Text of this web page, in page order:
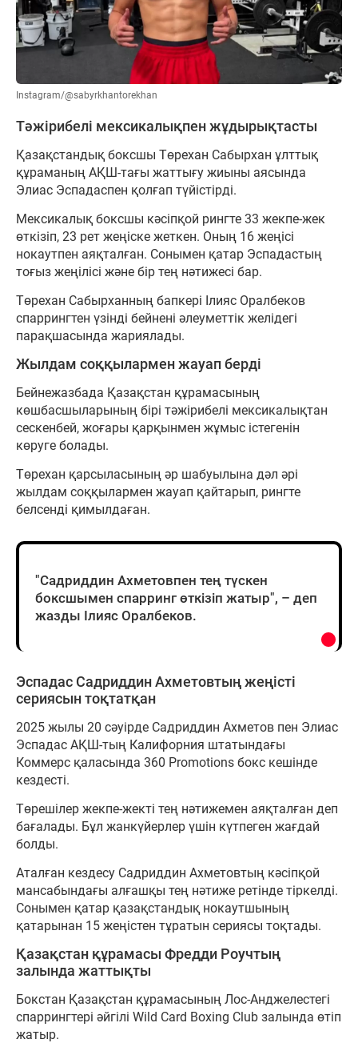
Instagram/@sabyrkhantorekhan
Тәжірибелі мексикалықпен жұдырықтасты
Қазақстандық боксшы Төрехан Сабырхан ұлттық
құраманың АҚШ-тағы жаттығу жиыны аясында
Элиас Эспадаспен қолғап түйістірді.
Мексикалық боксшы кәсіпқой рингте 33 жекпе-жек
өткізіп, 23 рет жеңіске жеткен. Оның 16 жеңісі
нокаутпен аяқталған. Сонымен қатар Эспадастың
тоғыз жеңілісі және бір тең нәтижесі бар.
Төрехан Сабырханның бапкері Ілияс Оралбеков
спаррингтен үзінді бейнені әлеуметтік желідегі
парақшасында жариялады.
Жылдам соққылармен жауап берді
Бейнежазбада Қазақстан құрамасының
көшбасшыларының бірі тәжірибелі мексикалықтан
сескенбей, жоғары қарқынмен жұмыс істегенін
көруге болады.
Төрехан қарсыласының әр шабуылына дәл әрі
жылдам соққылармен жауап қайтарып, рингте
белсенді қимылдаған.
"Садриддин Ахметовпен тең түскен
боксшымен спарринг өткізіп жатыр", – деп
жазды Ілияс Оралбеков.
Эспадас Садриддин Ахметовтың жеңісті
сериясын тоқтатқан
2025 жылы 20 сәуірде Садриддин Ахметов пен Элиас
Эспадас АҚШ-тың Калифорния штатындағы
Коммерс қаласында 360 Promotions бокс кешінде
кездесті.
Төрешілер жекпе-жекті тең нәтижемен аяқталған деп
бағалады. Бұл жанкүйерлер үшін күтпеген жағдай
болды.
Аталған кездесу Садриддин Ахметовтың кәсіпқой
мансабындағы алғашқы тең нәтиже ретінде тіркелді.
Сонымен қатар қазақстандық нокаутшының
қатарынан 15 жеңістен тұратын сериясы тоқтады.
Қазақстан құрамасы Фредди Роучтың
залында жаттықты
Бокстан Қазақстан құрамасының Лос-Анджелестегі
спаррингтері әйгілі Wild Card Boxing Club залында өтіп
жатыр.